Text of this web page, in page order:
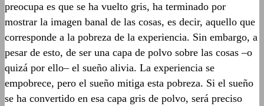
preocupa es que se ha vuelto gris, ha terminado por
mostrar la imagen banal de las cosas, es decir, aquello que
corresponde a la pobreza de la experiencia. Sin embargo, a
pesar de esto, de ser una capa de polvo sobre las cosas –o
quizá por ello– el sueño alivia. La experiencia se
empobrece, pero el sueño mitiga esta pobreza. Si el sueño
se ha convertido en esa capa gris de polvo, será preciso